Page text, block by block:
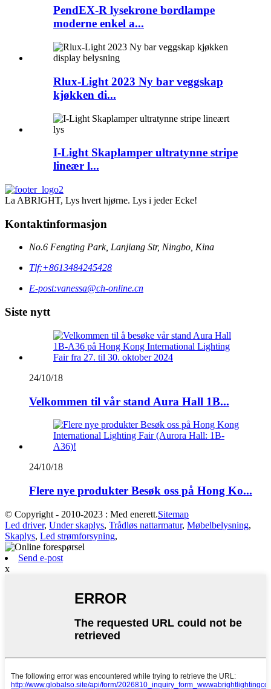
PendEX-R lysekrone bordlampe
moderne enkel a...
Rlux-Light 2023 Ny bar veggskap
kjøkken di...
I-Light Skaplamper ultratynne stripe
lineær l...
La ABRIGHT, Lys hvert hjørne. Lys i jeder Ecke!
Kontaktinformasjon
No.6 Fengting Park, Lanjiang Str, Ningbo, Kina
Tlf:+8613484245428
E-post:vanessa@ch-online.cn
Siste nytt
24/10/18
Velkommen til vår stand Aura Hall 1B...
24/10/18
Flere nye produkter Besøk oss på Hong Ko...
© Copyright - 2010-2023 : Med enerett.Sitemap
Led driver, Under skaplys, Trådløs nattarmatur, Møbelbelysning,
Skaplys, Led strømforsyning,
Send e-post
x